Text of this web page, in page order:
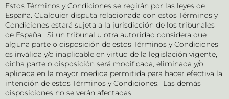
Estos Términos y Condiciones se regirán por las leyes de
España. Cualquier disputa relacionada con estos Términos y
Condiciones estará sujeta a la jurisdicción de los tribunales
de España. Si un tribunal u otra autoridad considera que
alguna parte o disposición de estos Términos y Condiciones
es inválida y/o inaplicable en virtud de la legislación vigente,
dicha parte o disposición será modificada, eliminada y/o
aplicada en la mayor medida permitida para hacer efectiva la
intención de estos Términos y Condiciones. Las demás
disposiciones no se verán afectadas.